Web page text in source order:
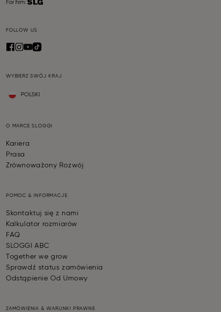
FOLLOW US
WYBIERZ SWÓJ KRAJ
POLSKI
O MARCE SLOGGI
Kariera
Prasa
Zrównoważony Rozwój
POMOC & INFORMACJE
Skontaktuj się z nami
Kalkulator rozmiarów
FAQ
SLOGGI ABC
Together we grow
Sprawdź status zamówienia
Odstąpienie Od Umowy
ZAMÓWIENIA & WARUNKI PRAWNE